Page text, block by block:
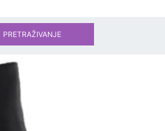
PRETRAŽIVANJE